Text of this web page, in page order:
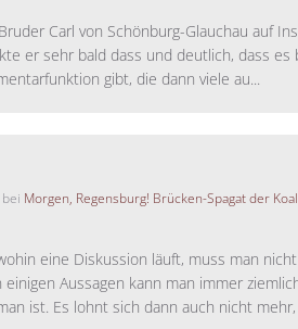
Carl von Schönburg-Glauchau auf
er sehr bald dass und deutlich, dass es
gibt, die dann viele au...
Morgen, Regensburg! Brücken-Spagat der
eine Diskussion läuft, muss man
Aussagen kann man immer
ist. Es lohnt sich dann auch nicht mehr,